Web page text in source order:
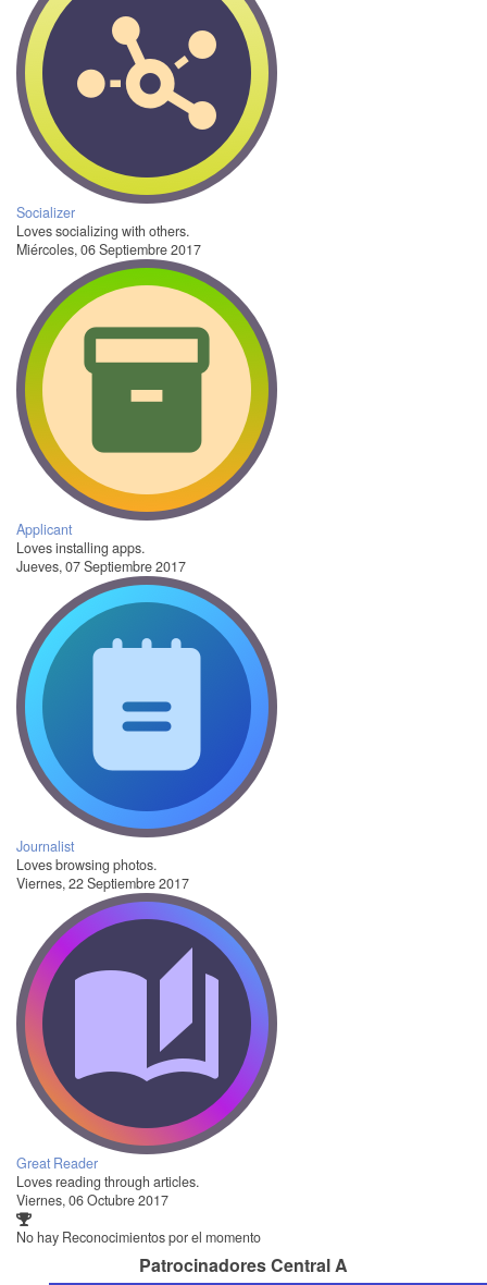
Socializer
Loves socializing with others.
Miércoles, 06 Septiembre 2017
Applicant
Loves installing apps.
Jueves, 07 Septiembre 2017
Journalist
Loves browsing photos.
Viernes, 22 Septiembre 2017
Great Reader
Loves reading through articles.
Viernes, 06 Octubre 2017
No hay Reconocimientos por el momento
Patrocinadores Central A